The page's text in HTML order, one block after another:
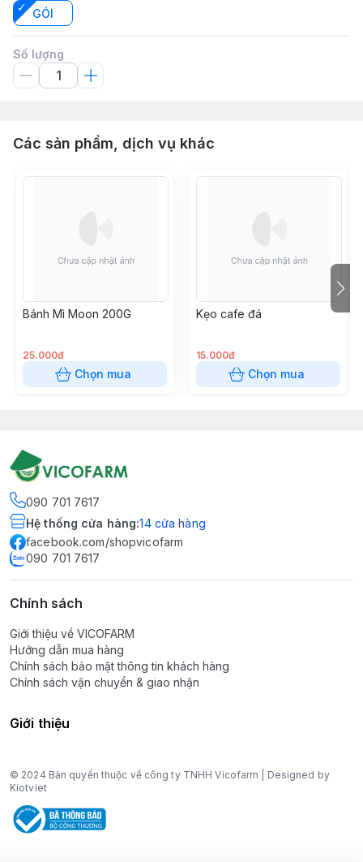
GÓI
Số lượng
Các sản phẩm, dịch vụ khác
Bánh Mì Moon 200G
25.000đ
Chọn mua
Kẹo cafe đá
15.000đ
Chọn mua
090 701 7617
Hệ thống cửa hàng:14 cửa hàng
facebook.com/shopvicofarm
090 701 7617
Chính sách
Giới thiệu về VICOFARM
Hướng dẫn mua hàng
Chính sách bảo mật thông tin khách hàng
Chính sách vận chuyển & giao nhận
Giới thiệu
© 2024 Bản quyền thuộc về công ty TNHH Vicofarm | Designed by
Kiotviet